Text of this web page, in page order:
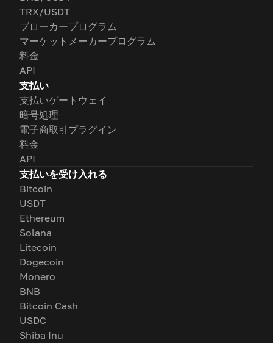
TRX/USDT
ブローカープログラム
マーケットメーカープログラム
料金
API
支払い
支払いゲートウェイ
暗号処理
電子商取引プラグイン
料金
API
支払いを受け入れる
Bitcoin
USDT
Ethereum
Solana
Litecoin
Dogecoin
Monero
BNB
Bitcoin Cash
USDC
Shiba Inu